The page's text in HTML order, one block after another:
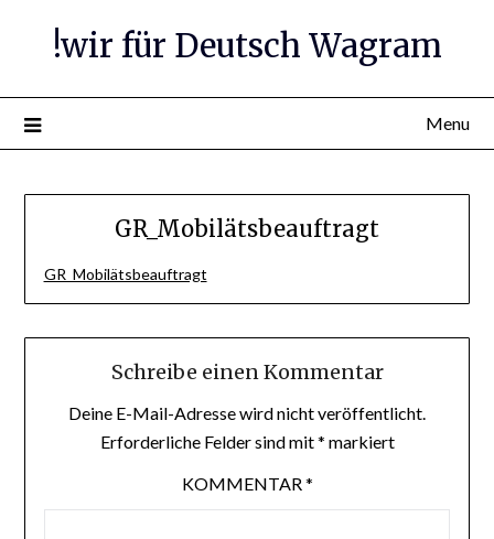
!wir für Deutsch Wagram
Menu
GR_Mobilätsbeauftragt
GR_Mobilätsbeauftragt
Schreibe einen Kommentar
Deine E-Mail-Adresse wird nicht veröffentlicht.
Erforderliche Felder sind mit* markiert
KOMMENTAR*